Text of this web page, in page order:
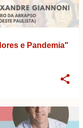
e Pandemia"